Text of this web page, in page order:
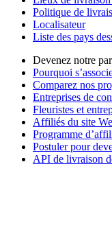
Politique de
Localisateur
Liste des pays
Devenez notre
Pourquoi
Comparez nos
Entreprises de
Fleuristes et
Affiliés du site
Programme
Postuler pour
API de livraison